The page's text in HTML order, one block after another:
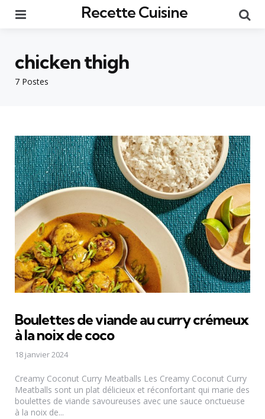
Recette Cuisine
7 Postes
chicken thigh
Boulettes de viande au curry crémeux
à la noix de coco
18 janvier 2024
Creamy Coconut Curry Meatballs Les Creamy Coconut Curry
Meatballs sont un plat délicieux et réconfortant qui marie des
boulettes de viande savoureuses avec une sauce onctueuse
à la noix de...